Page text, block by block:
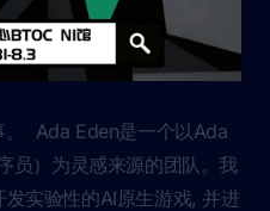
。 Ada Eden是一个以Ada
员）为灵感来源的团队。我
实验性的AI原生游戏, 并进